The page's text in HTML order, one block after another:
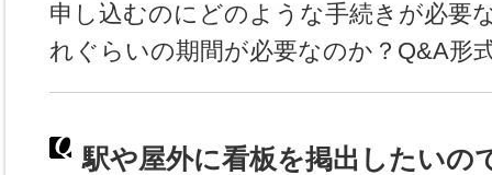
申し込むのにどのような手続きが必要
れぐらいの期間が必要なのか？Q&A形
駅や屋外に看板を掲出したいの